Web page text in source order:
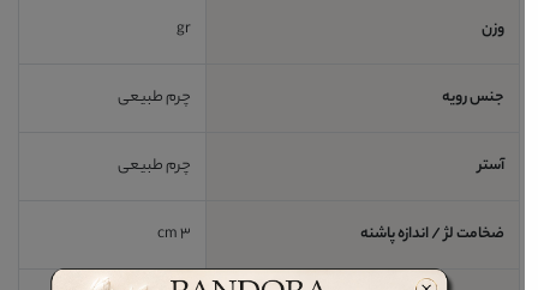
وزن gr
جنس رویه چرم طبیعی
آستر چرم طبیعی
ضخامت لژ / اندازه پاشنه